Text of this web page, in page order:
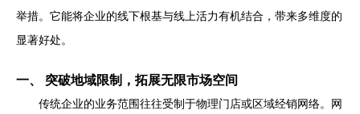
举措。它能将企业的线下根基与线上活力有机结合，带来多维度的
显著好处。
一、 突破地域限制，拓展无限市场空间
传统企业的业务范围往往受制于物理门店或区域经销网络。网